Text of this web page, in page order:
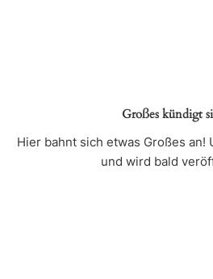
Großes kündigt
Hier bahnt sich etwas Großes an!
und wird bald